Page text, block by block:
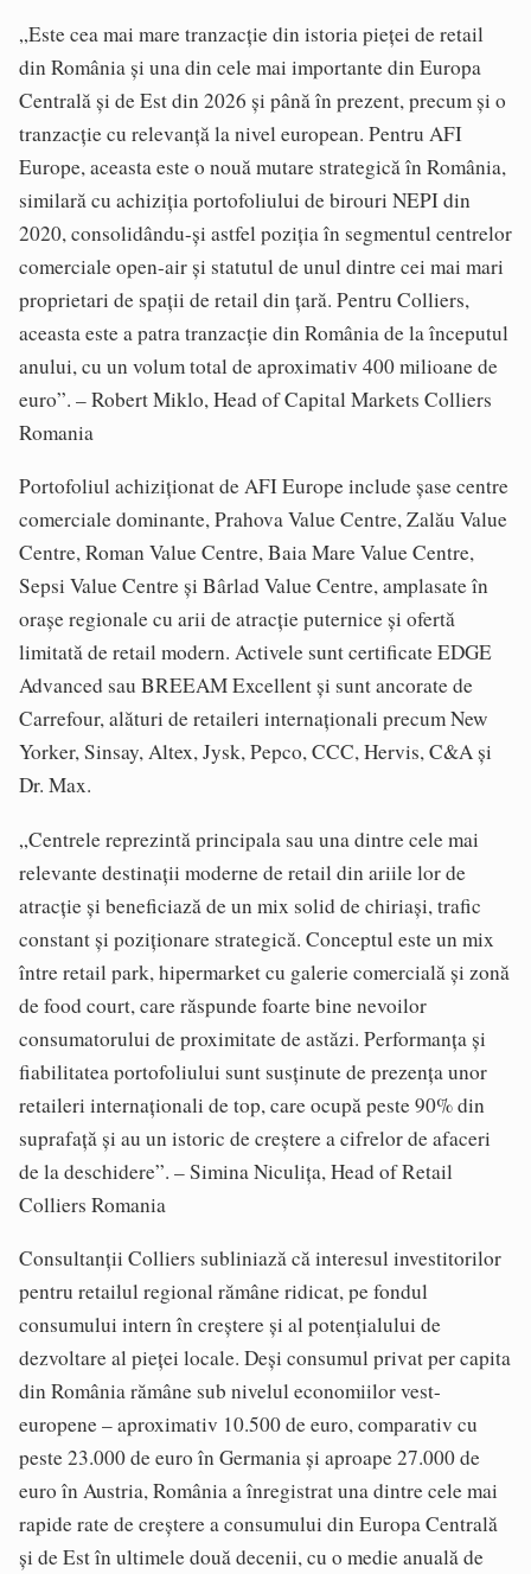
„Este cea mai mare tranzacție din istoria pieței de retail
din România și una din cele mai importante din Europa
Centrală și de Est din 2026 și până în prezent, precum și o
tranzacție cu relevanță la nivel european. Pentru AFI
Europe, aceasta este o nouă mutare strategică în România,
similară cu achiziția portofoliului de birouri NEPI din
2020, consolidându-și astfel poziția în segmentul centrelor
comerciale open-air și statutul de unul dintre cei mai mari
proprietari de spații de retail din țară. Pentru Colliers,
aceasta este a patra tranzacție din România de la începutul
anului, cu un volum total de aproximativ 400 milioane de
euro”. – Robert Miklo, Head of Capital Markets Colliers
Romania
Portofoliul achiziționat de AFI Europe include șase centre
comerciale dominante, Prahova Value Centre, Zalău Value
Centre, Roman Value Centre, Baia Mare Value Centre,
Sepsi Value Centre și Bârlad Value Centre, amplasate în
orașe regionale cu arii de atracție puternice și ofertă
limitată de retail modern. Activele sunt certificate EDGE
Advanced sau BREEAM Excellent și sunt ancorate de
Carrefour, alături de retaileri internaționali precum New
Yorker, Sinsay, Altex, Jysk, Pepco, CCC, Hervis, C&A și
Dr. Max.
„Centrele reprezintă principala sau una dintre cele mai
relevante destinații moderne de retail din ariile lor de
atracție și beneficiază de un mix solid de chiriași, trafic
constant și poziționare strategică. Conceptul este un mix
între retail park, hipermarket cu galerie comercială și zonă
de food court, care răspunde foarte bine nevoilor
consumatorului de proximitate de astăzi. Performanța și
fiabilitatea portofoliului sunt susținute de prezența unor
retaileri internaționali de top, care ocupă peste 90% din
suprafață și au un istoric de creștere a cifrelor de afaceri
de la deschidere”. – Simina Niculița, Head of Retail
Colliers Romania
Consultanții Colliers subliniază că interesul investitorilor
pentru retailul regional rămâne ridicat, pe fondul
consumului intern în creștere și al potențialului de
dezvoltare al pieței locale. Deși consumul privat per capita
din România rămâne sub nivelul economiilor vest-
europene – aproximativ 10.500 de euro, comparativ cu
peste 23.000 de euro în Germania și aproape 27.000 de
euro în Austria, România a înregistrat una dintre cele mai
rapide rate de creștere a consumului din Europa Centrală
și de Est în ultimele două decenii, cu o medie anuală de